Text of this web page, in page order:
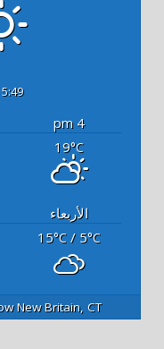
5:49 am
4 pm
19°C
الأربعاء
15°C / 5°C
New Britain, CT
weather forecast for tomorrow ▸